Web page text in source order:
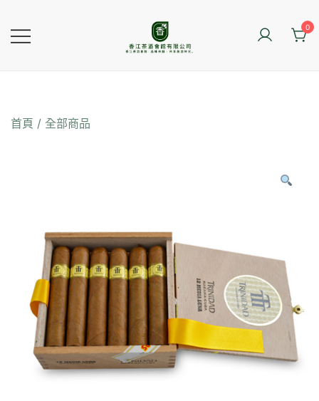
content
0
首頁 / 全部商品